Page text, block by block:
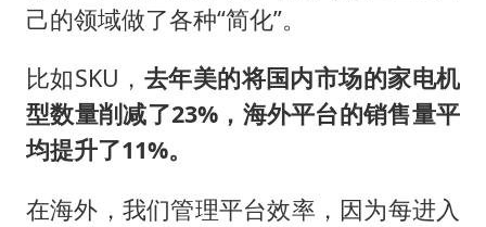
己的领域做了各种“简化”。
比如SKU， 去年美的将国内市场的家电机
型数量削减了23%，海外平台的销售量平
均提升了11%。
在海外，我们管理平台效率，因为每进入